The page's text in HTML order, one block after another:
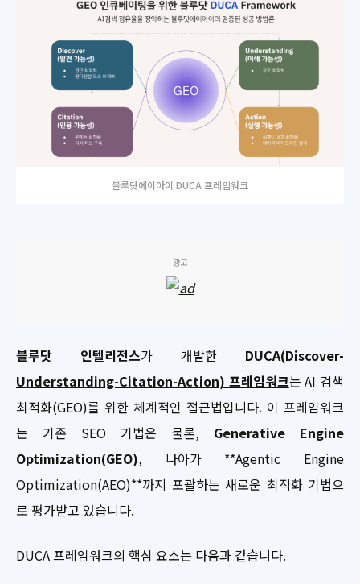
블루닷에이아이 DUCA 프레임워크
광고
블루닷 인텔리전스가 개발한 DUCA(Discover-
Understanding-Citation-Action) 프레임워크는 AI 검색
최적화(GEO)를 위한 체계적인 접근법입니다. 이 프레임워크
는 기존 SEO 기법은 물론, Generative Engine
Optimization(GEO), 나아가 **Agentic Engine
Optimization(AEO)**까지 포괄하는 새로운 최적화 기법으
로 평가받고 있습니다.
DUCA 프레임워크의 핵심 요소는 다음과 같습니다.